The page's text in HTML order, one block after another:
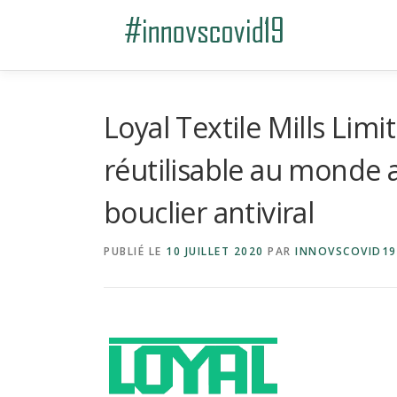
Loyal Textile Mills
réutilisable au monde
bouclier antiviral
PUBLIÉ LE 10 JUILLET 2020 PAR INNOVSCOVID19